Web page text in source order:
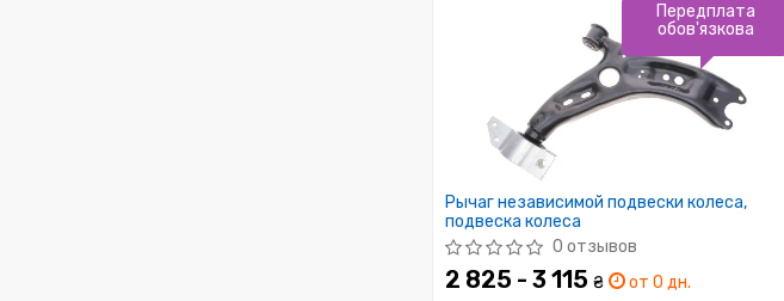
Рычаг независимой подвески колеса,
подвеска колеса
0 отзывов
2 825 - 3 115 ₴
от 0 дн.
Передплата
обов'язкова